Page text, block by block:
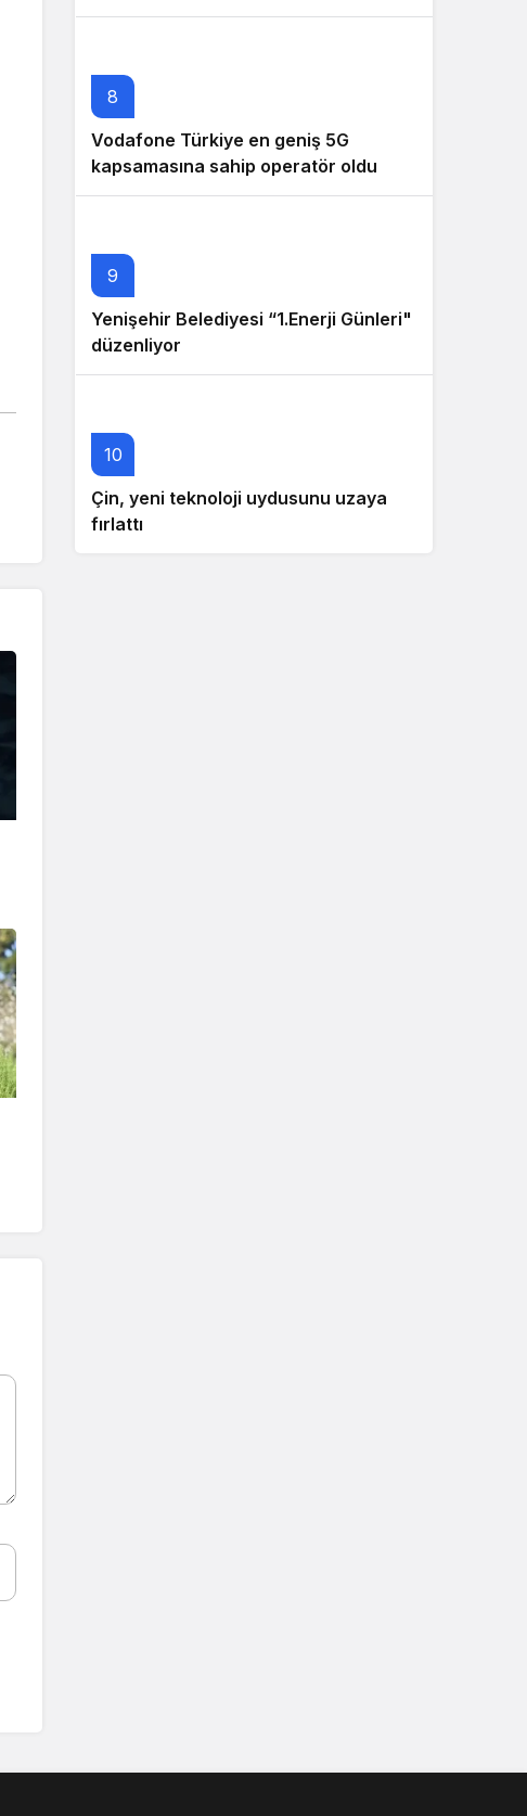
8
Vodafone Türkiye en geniş 5G
kapsamasına sahip operatör oldu
9
Yenişehir Belediyesi “1.Enerji Günleri"
düzenliyor
10
Çin, yeni teknoloji uydusunu uzaya
fırlattı